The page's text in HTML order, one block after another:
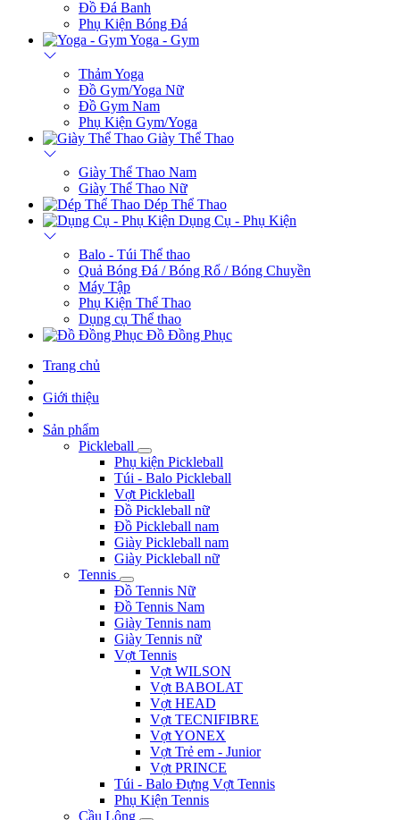
Đồ Đá Banh
Phụ Kiện Bóng Đá
Yoga - Gym
Thảm Yoga
Đồ Gym/Yoga Nữ
Đồ Gym Nam
Phụ Kiện Gym/Yoga
Giày Thể Thao
Giày Thể Thao Nam
Giày Thể Thao Nữ
Dép Thể Thao
Dụng Cụ - Phụ Kiện
Balo - Túi Thể thao
Quả Bóng Đá / Bóng Rổ / Bóng Chuyền
Máy Tập
Phụ Kiện Thể Thao
Dụng cụ Thể thao
Đồ Đồng Phục
Trang chủ
Giới thiệu
Sản phẩm
Pickleball
Phụ kiện Pickleball
Túi - Balo Pickleball
Vợt Pickleball
Đồ Pickleball nữ
Đồ Pickleball nam
Giày Pickleball nam
Giày Pickleball nữ
Tennis
Đồ Tennis Nữ
Đồ Tennis Nam
Giày Tennis nam
Giày Tennis nữ
Vợt Tennis
Vợt WILSON
Vợt BABOLAT
Vợt HEAD
Vợt TECNIFIBRE
Vợt YONEX
Vợt Trẻ em - Junior
Vợt PRINCE
Túi - Balo Đựng Vợt Tennis
Phụ Kiện Tennis
Cầu Lông